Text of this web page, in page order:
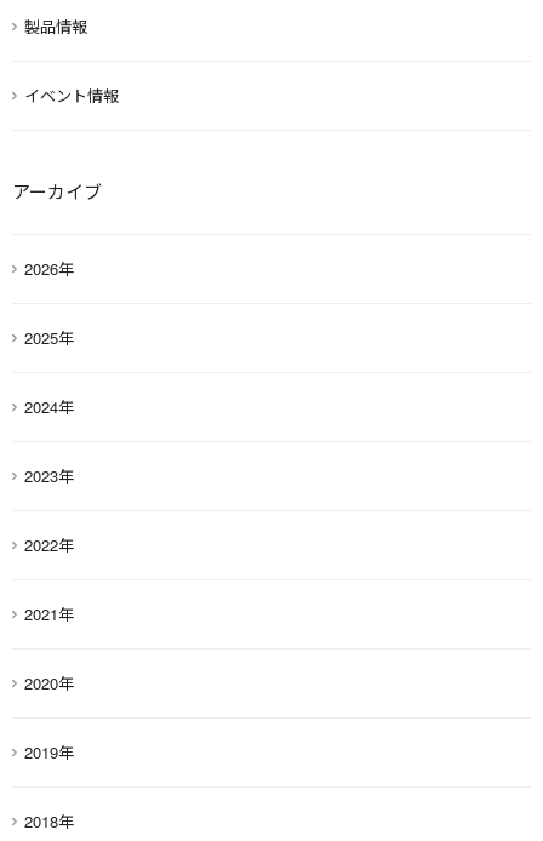
製品情報
イベント情報
アーカイブ
2026年
2025年
2024年
2023年
2022年
2021年
2020年
2019年
2018年